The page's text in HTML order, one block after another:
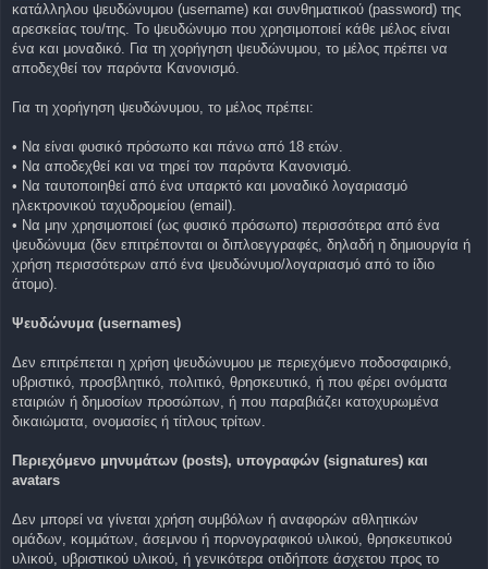
κατάλληλου ψευδώνυμου (username) και συνθηματικού (password) της
αρεσκείας του/της. Το ψευδώνυμο που χρησιμοποιεί κάθε μέλος είναι
ένα και μοναδικό. Για τη χορήγηση ψευδώνυμου, το μέλος πρέπει να
αποδεχθεί τον παρόντα Κανονισμό.
Για τη χορήγηση ψευδώνυμου, το μέλος πρέπει:
• Να είναι φυσικό πρόσωπο και πάνω από 18 ετών.
• Να αποδεχθεί και να τηρεί τον παρόντα Κανονισμό.
• Να ταυτοποιηθεί από ένα υπαρκτό και μοναδικό λογαριασμό
ηλεκτρονικού ταχυδρομείου (email).
• Να μην χρησιμοποιεί (ως φυσικό πρόσωπο) περισσότερα από ένα
ψευδώνυμα (δεν επιτρέπονται οι διπλοεγγραφές, δηλαδή η δημιουργία ή
χρήση περισσότερων από ένα ψευδώνυμο/λογαριασμό από το ίδιο
άτομο).
Ψευδώνυμα (usernames)
Δεν επιτρέπεται η χρήση ψευδώνυμου με περιεχόμενο ποδοσφαιρικό,
υβριστικό, προσβλητικό, πολιτικό, θρησκευτικό, ή που φέρει ονόματα
εταιριών ή δημοσίων προσώπων, ή που παραβιάζει κατοχυρωμένα
δικαιώματα, ονομασίες ή τίτλους τρίτων.
Περιεχόμενο μηνυμάτων (posts), υπογραφών (signatures) και
avatars
Δεν μπορεί να γίνεται χρήση συμβόλων ή αναφορών αθλητικών
ομάδων, κομμάτων, άσεμνου ή πορνογραφικού υλικού, θρησκευτικού
υλικού, υβριστικού υλικού, ή γενικότερα οτιδήποτε άσχετου προς το